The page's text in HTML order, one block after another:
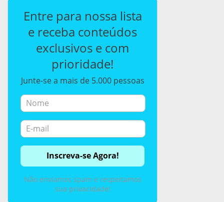
Entre para nossa lista
e receba conteúdos
exclusivos e com
prioridade!
Junte-se a mais de 5.000 pessoas
Não enviamos spam e respeitamos
sua privacidade!